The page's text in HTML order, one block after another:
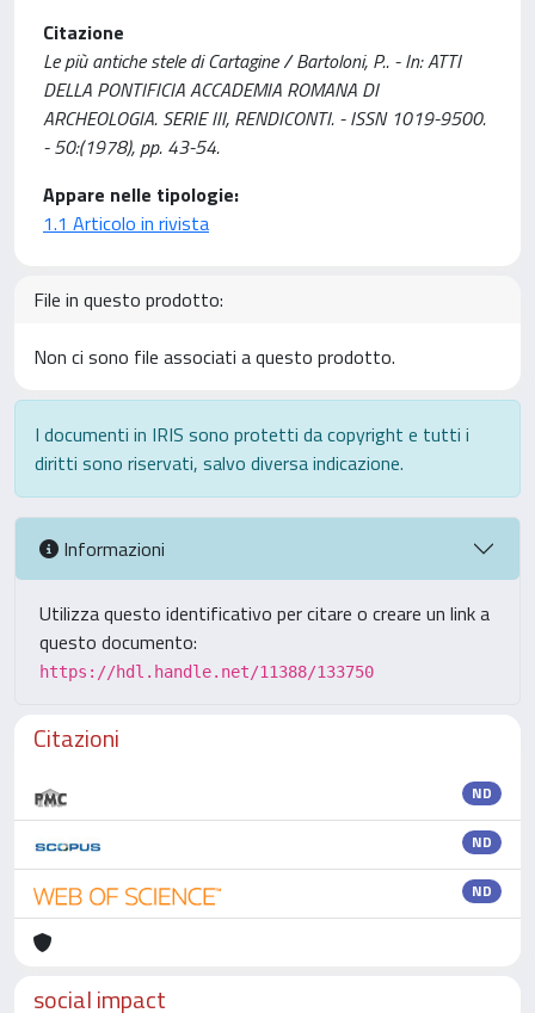
Citazione
Le più antiche stele di Cartagine / Bartoloni, P.. - In: ATTI
DELLA PONTIFICIA ACCADEMIA ROMANA DI
ARCHEOLOGIA. SERIE III, RENDICONTI. - ISSN 1019-9500.
- 50:(1978), pp. 43-54.
Appare nelle tipologie:
1.1 Articolo in rivista
File in questo prodotto:
Non ci sono file associati a questo prodotto.
I documenti in IRIS sono protetti da copyright e tutti i
diritti sono riservati, salvo diversa indicazione.
Informazioni
Utilizza questo identificativo per citare o creare un link a
questo documento:
https://hdl.handle.net/11388/133750
Citazioni
ND
ND
ND
social impact